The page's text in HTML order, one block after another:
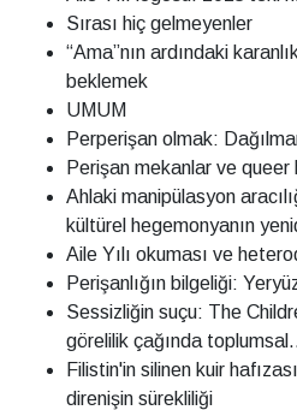
Sırası hiç gelmeyenler
“Ama”nın ardındaki
beklemek
UMUM
Perperişan olmak:
Perişan mekanlar ve queer
Ahlaki manipülasyon
kültürel hegemonyanın
Aile Yılı okuması ve
Perişanlığın bilgeliği:
Sessizliğin suçu: The
görelilik çağında
Filistin'in silinen kuir
direnişin sürekliliği